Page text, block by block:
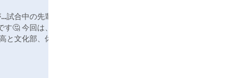
試合中の先輩方
🤔 今回は、私
と文化部、休日